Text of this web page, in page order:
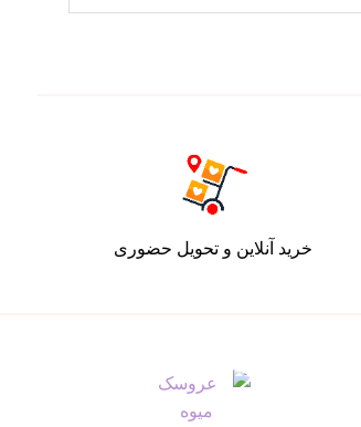
خرید آنلاین و تحویل حضوری